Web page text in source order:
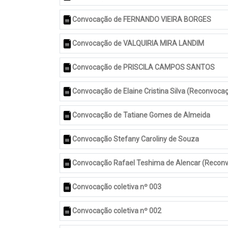
Convocação de FERNANDO VIEIRA BORGES
Convocação de VALQUIRIA MIRA LANDIM
Convocação de PRISCILA CAMPOS SANTOS
Convocação de Elaine Cristina Silva
Convocação de Tatiane Gomes de Almeida
Convocação Stefany Caroliny de Souza
Convocação Rafael Teshima de Alencar
Convocação coletiva nº 003
Convocação coletiva nº 002